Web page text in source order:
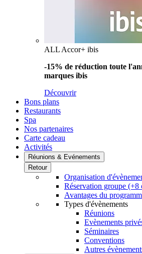
ALL Accor+ ibis
-15% de réduction toute
marques ibis
Découvrir
Bons plans
Restaurants
Spa
Nos partenaires
Carte cadeau
Activités
Réunions & Evénements
Retour
Organisation
Réservation groupe (+8
Avantages du
Types d'évènements
Réunions
Evènements
Séminaires
Conventions
Autres